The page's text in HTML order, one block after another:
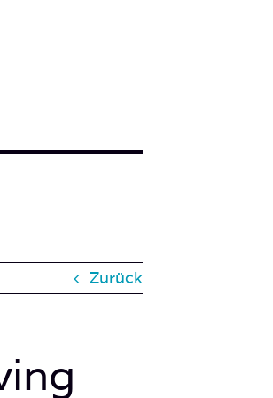
Zurück